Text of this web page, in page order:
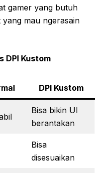
gamer yang butuh
mau ngerasain
DPI Kustom
DPI Kustom
Bisa bikin UI
berantakan
Bisa
disesuaikan